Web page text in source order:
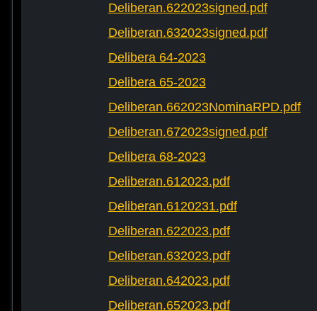
Deliberan.622023signed.pdf
Deliberan.632023signed.pdf
Delibera 64-2023
Delibera 65-2023
Deliberan.662023NominaRPD.pdf
Deliberan.672023signed.pdf
Delibera 68-2023
Deliberan.612023.pdf
Deliberan.6120231.pdf
Deliberan.622023.pdf
Deliberan.632023.pdf
Deliberan.642023.pdf
Deliberan.652023.pdf